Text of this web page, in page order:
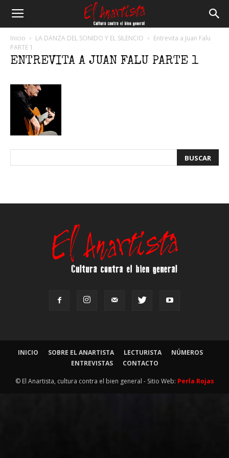
Anartista
Inicio LA DANZA DEL SONIDO Y EL SILENCIO
Entrevita a Juan Falu
PARTE 1
ENTREVITA A JUAN FALU PARTE 1
INICIO SOBRE EL ANARTISTA LECTURISTA
NÚMEROS
ENTREVISTAS
CONTACTO
© El Anartista, cultura contra el bien general - Sitio Web: Perla Rojas